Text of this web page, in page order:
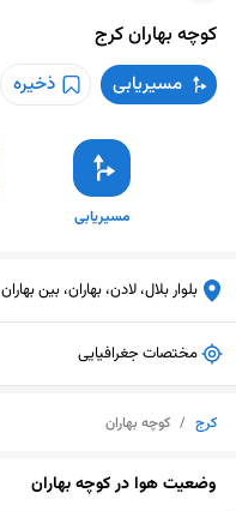
کوچه بهارانکرج
مسیریابی ذخیره
مسیریابی
بلوار بلال، لادن، بهاران، بین بهاران 1 و 2
مختصات جغرافیایی
کرج / کوچه بهاران
وضعیت هوا درکوچه بهاران